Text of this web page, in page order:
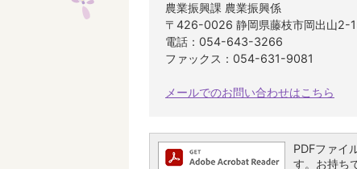
農業振興課 農業振興係
〒426-0026 静岡県藤枝市岡出山2-
電話：054-643-3266
ファックス：054-631-9081
メールでのお問い合わせはこちら
PDFファイ
す。お持ち